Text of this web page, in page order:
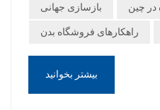
رنگ‌آمیزی پیشرفته با VOC کم و پایه آب را برای بازارهای جهانی
و تعمیرگاه‌های بدنه
پایه آب دیگر یک محصول
بازسازی جهانی
در چین
راهکارهای فروشگاه بدن
بیشتر بخوانید